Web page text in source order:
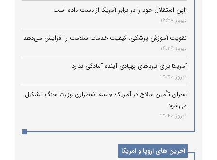
ژاپن استقلال خود را در برابر آمریکا از دست داده است
دیروز 16:38
تقویت آموزش پزشکی، کیفیت خدمات سلامت را افزایش می‌دهد
دیروز 16:26
آمریکا برای نبردهای پهپادی آینده آمادگی ندارد
دیروز 15:50
بحران تأمین سلاح در آمریکا؛ جلسه اضطراری وزارت جنگ تشکیل
می‌شود
دیروز 15:40
آخرین های اروپا و امریکا